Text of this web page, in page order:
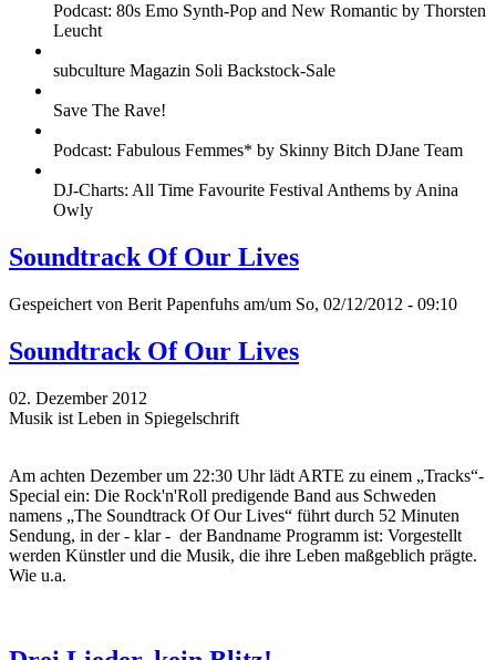
Podcast: 80s Emo Synth-Pop and New Romantic by Thorsten
Leucht
subculture Magazin Soli Backstock-Sale
Save The Rave!
Podcast: Fabulous Femmes* by Skinny Bitch DJane Team
DJ-Charts: All Time Favourite Festival Anthems by Anina
Owly
Soundtrack Of Our Lives
Gespeichert von Berit Papenfuhs am/um So, 02/12/2012 - 09:10
Soundtrack Of Our Lives
02. Dezember 2012
Musik ist Leben in Spiegelschrift
Am achten Dezember um 22:30 Uhr lädt ARTE zu einem „Tracks“-
Special ein: Die Rock'n'Roll predigende Band aus Schweden
namens „The Soundtrack Of Our Lives“ führt durch 52 Minuten
Sendung, in der - klar - der Bandname Programm ist: Vorgestellt
werden Künstler und die Musik, die ihre Leben maßgeblich prägte.
Wie u.a.